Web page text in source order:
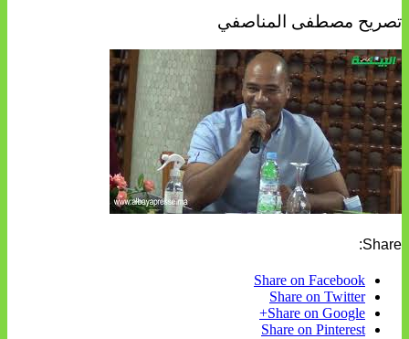
تصريح مصطفى المناصفي
Share:
Share on Facebook
Share on Twitter
Share on Google+
Share on Pinterest